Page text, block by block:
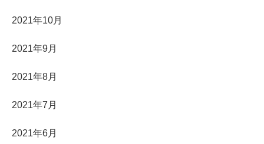
2021年10月
2021年9月
2021年8月
2021年7月
2021年6月